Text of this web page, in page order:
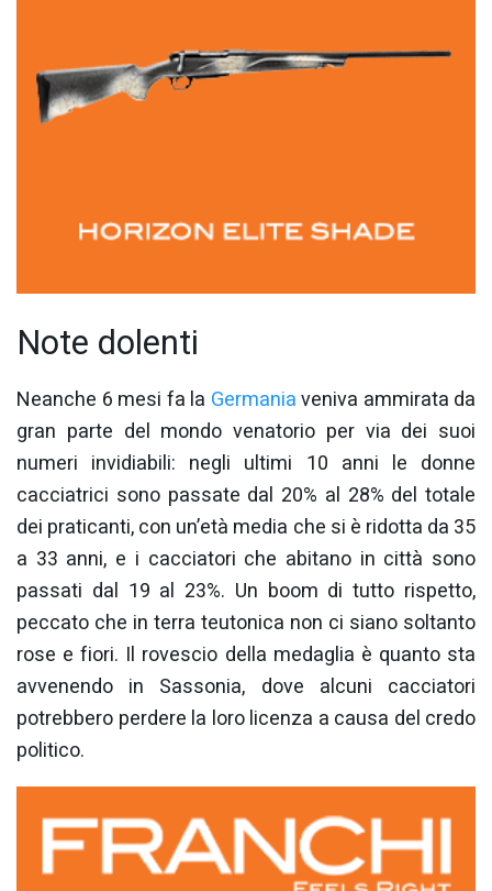
Note dolenti
Neanche 6 mesi fa la Germaniaveniva ammirata da
gran parte del mondo venatorio per via dei suoi
numeri invidiabili: negli ultimi 10 anni le donne
cacciatrici sono passate dal 20% al 28% del totale
dei praticanti, con un’età media che si è ridotta da 35
a 33 anni, e i cacciatori che abitano in città sono
passati dal 19 al 23%. Un boom di tutto rispetto,
peccato che in terra teutonica non ci siano soltanto
rose e fiori. Il rovescio della medaglia è quanto sta
avvenendo in Sassonia, dove alcuni cacciatori
potrebbero perdere la loro licenza a causa del credo
politico.